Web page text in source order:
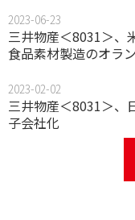
2023-06-23
三井物産＜8031＞、
食品素材製造のオラ
2023-02-02
三井物産＜8031＞、
子会社化